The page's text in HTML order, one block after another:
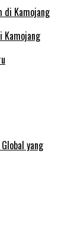
Kamojang
yang